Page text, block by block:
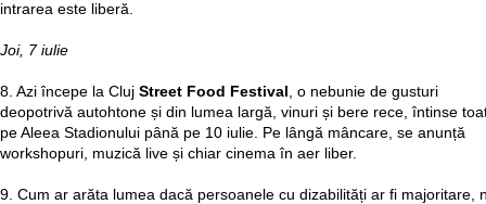
intrarea este liberă.
Joi, 7 iulie
8. Azi începe la Cluj Street Food Festival , o nebunie de gusturi
deopotrivă autohtone și din lumea largă, vinuri și bere rece, întinse
pe Aleea Stadionului până pe 10 iulie. Pe lângă mâncare, se anunță
workshopuri, muzică live și chiar cinema în aer liber.
9. Cum ar arăta lumea dacă persoanele cu dizabilități ar fi majoritare,